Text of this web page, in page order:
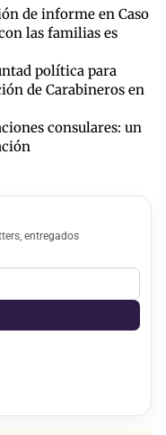
de informe en Caso
las familias es
política para
de Carabineros en
consulares: un
entregados